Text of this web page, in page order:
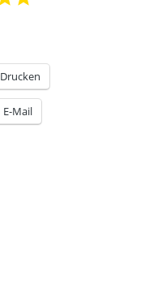
Drucken
E-Mail